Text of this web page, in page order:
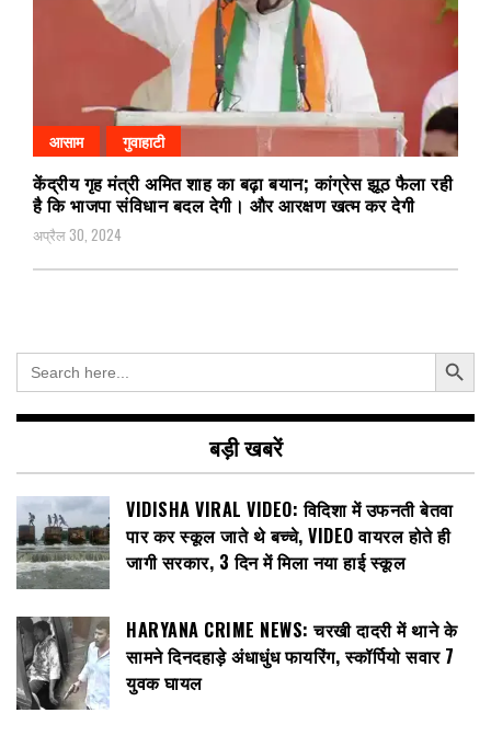
आसाम गुवाहाटी
केंद्रीय गृह मंत्री अमित शाह का बढ़ा बयान; कांग्रेस झूठ फैला रही
है कि भाजपा संविधान बदल देगी। और आरक्षण खत्म कर देगी
अप्रैल 30, 2024
Search
for:
Search Button
बड़ी खबरें
VIDISHA VIRAL VIDEO: विदिशा में उफनती बेतवा
पार कर स्कूल जाते थे बच्चे, VIDEO वायरल होते ही
जागी सरकार, 3 दिन में मिला नया हाई स्कूल
HARYANA CRIME NEWS: चरखी दादरी में थाने के
सामने दिनदहाड़े अंधाधुंध फायरिंग, स्कॉर्पियो सवार 7
युवक घायल